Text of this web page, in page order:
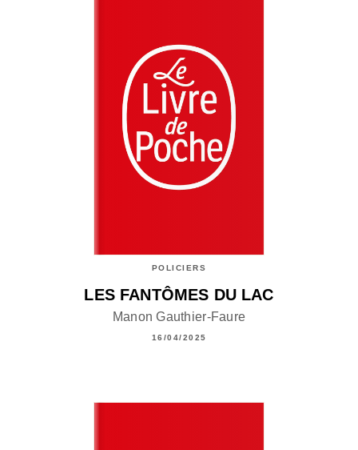
POLICIERS
LES FANTÔMES DU LAC
Manon Gauthier-Faure
16/04/2025